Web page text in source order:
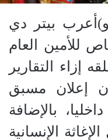
بيتر دي
للأمين العام
إزاء التقارير
إعلان مسبق
بالإضافة
الإنسانية